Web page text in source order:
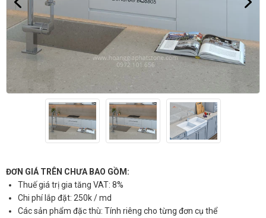
ĐƠN GIÁ TRÊN CHƯA BAO GỒM:
Thuế giá trị gia tăng VAT: 8%
Chi phí lắp đặt: 250k / md
Các sản phẩm đặc thù: Tính riêng cho từng đơn cụ thể